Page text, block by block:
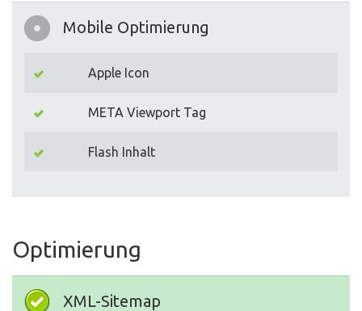
Mobile Optimierung
Apple Icon
META Viewport Tag
Flash Inhalt
Optimierung
XML-Sitemap